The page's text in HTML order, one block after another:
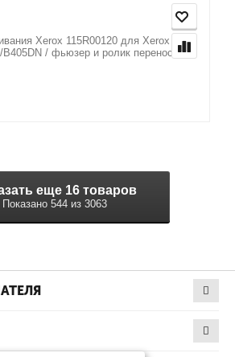
Xerox 115R00120 для Xerox
B405DN / фьюзер и ролик переноса...
Показать еще 16 товаров
Показано 544 из 3063